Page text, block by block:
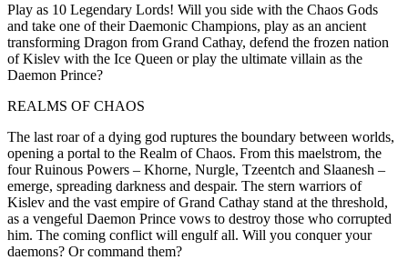
Play as 10 Legendary Lords! Will you side with the Chaos Gods
and take one of their Daemonic Champions, play as an ancient
transforming Dragon from Grand Cathay, defend the frozen nation
of Kislev with the Ice Queen or play the ultimate villain as the
Daemon Prince?
REALMS OF CHAOS
The last roar of a dying god ruptures the boundary between worlds,
opening a portal to the Realm of Chaos. From this maelstrom, the
four Ruinous Powers – Khorne, Nurgle, Tzeentch and Slaanesh –
emerge, spreading darkness and despair. The stern warriors of
Kislev and the vast empire of Grand Cathay stand at the threshold,
as a vengeful Daemon Prince vows to destroy those who corrupted
him. The coming conflict will engulf all. Will you conquer your
daemons? Or command them?